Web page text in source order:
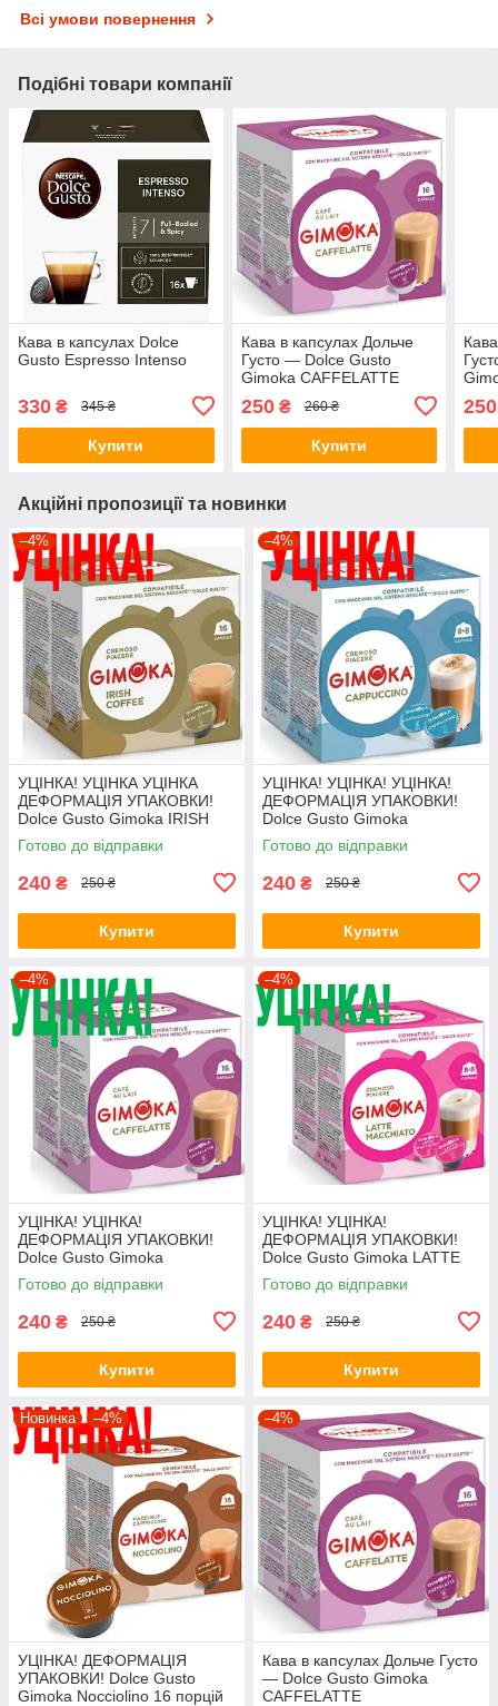
Всі умови повернення
Подібні товари компанії
Кава в капсулах Dolce
Gusto Espresso Intenso
330 ₴ 345 ₴
Купити
Кава в капсулах Дольче
Густо — Dolce Gusto
Gimoka CAFFELATTE
250₴ 260 ₴
Купити
250
Акційні пропозиції та новинки
–4%
УЦІНКА! УЦІНКА УЦІНКА
ДЕФОРМАЦІЯ УПАКОВКИ!
Dolce Gusto Gimoka IRISH
COFFEE
Готово до відправки
240 ₴ 250 ₴
Купити
–4%
УЦІНКА! УЦІНКА! УЦІНКА!
ДЕФОРМАЦІЯ УПАКОВКИ!
Dolce Gusto Gimoka
Cappuccino
Готово до відправки
240 ₴ 250 ₴
Купити
–4%
УЦІНКА! УЦІНКА!
ДЕФОРМАЦІЯ УПАКОВКИ!
Dolce Gusto Gimoka
CAFFELATTE
Готово до відправки
240 ₴ 250 ₴
Купити
–4%
УЦІНКА! УЦІНКА!
ДЕФОРМАЦІЯ УПАКОВКИ!
Dolce Gusto Gimoka LATTE
MACCHIATO
Готово до відправки
240 ₴ 250 ₴
Купити
Новинка –4%
УЦІНКА! ДЕФОРМАЦІЯ
УПАКОВКИ! Dolce Gusto
Gimoka Nocciolino 16 порцій
–4%
Кава в капсулах Дольче Густо
— Dolce Gusto Gimoka
CAFFELATTE